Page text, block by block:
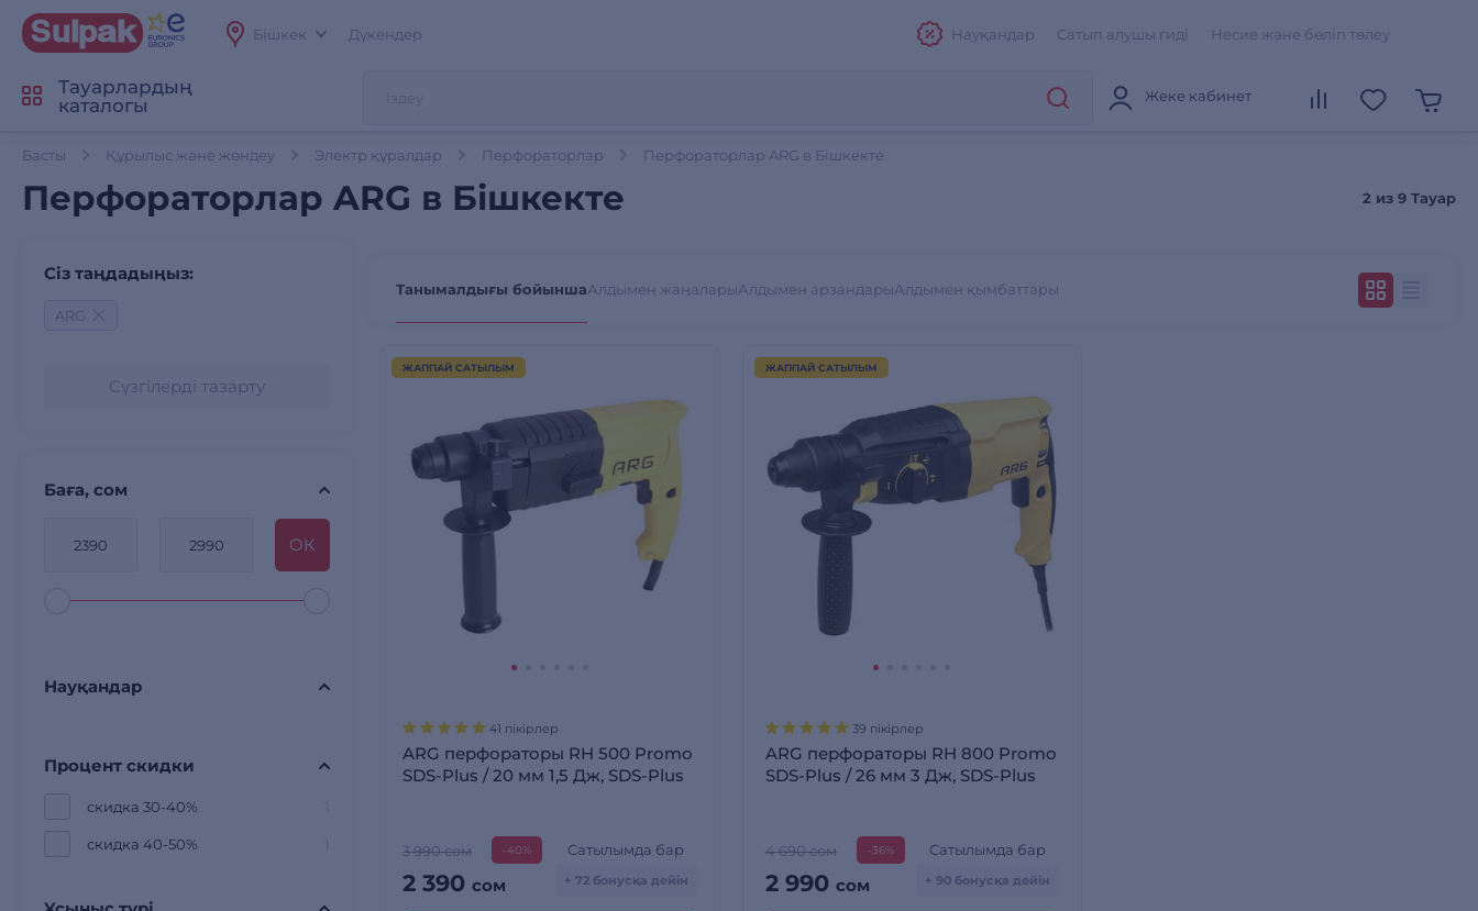
Бішкек Дүкендер Науқандар Сатып алушы гиді Несие және бөліп төлеу
Тауарлардың
каталогы
Жеке кабинет
Басты Құрылыс және жөндеу Электр құралдар Перфораторлар Перфораторлар ARG в Бішкекте
Перфораторлар ARG в Бішкекте 2 из 9 Тауар
Сіз таңдадыңыз:
ARG
Сүзгілерді тазарту
Баға, сом
OК
Науқандар
Процент скидки
скидка 30-40%
скидка 40-50%
Танымалдығы бойыншаАлдымен жаңаларыАлдымен арзандарыАлдымен қымбаттары
ЖАППАЙ САТЫЛЫМ
41 пікірлер
ARG перфораторы RH 500 Promo
SDS-Plus / 20 мм 1,5 Дж, SDS-Plus
3 990 сом -40%
2 390 сом
Сатылымда бар
+ 72 бонусқа дейін
ЖАППАЙ САТЫЛЫМ
39 пікірлер
ARG перфораторы RH 800 Promo
SDS-Plus / 26 мм 3 Дж, SDS-Plus
4 690 сом -36%
2 990 сом
Сатылымда бар
+ 90 бонусқа дейін